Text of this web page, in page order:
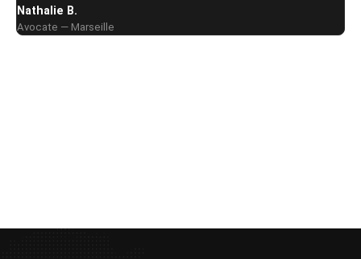
Nathalie B.
Avocate — Marseille